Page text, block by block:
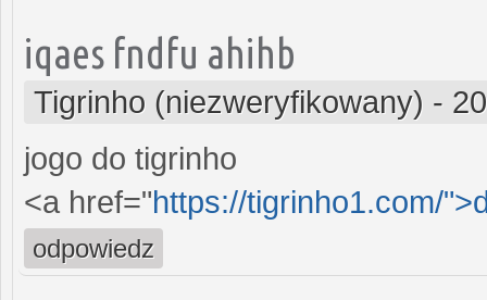
iqaes fndfu ahihb
Tigrinho (niezweryfikowany) -
jogo do tigrinho
<a href="https://tigrinho1.com/
odpowiedz